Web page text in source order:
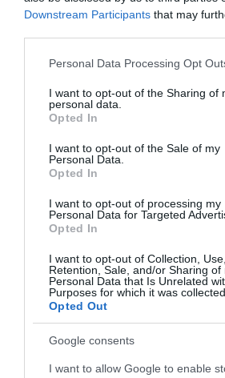
Downstream Participants that may
Please note that this website/app uses
not limited to your visit or usage
grant or deny consent to Google and
use your data for below specified
consent section.
Personal Data Processing Opt
I want to opt-out of the Sharing of
personal data.
Opted In
I want to opt-out of the Sale of my
Personal Data.
Opted In
I want to opt-out of processing my
Personal Data for Targeted
Opted In
I want to opt-out of Collection, Use,
Retention, Sale, and/or Sharing of
Personal Data that Is Unrelated
Purposes for which it was collected.
Opted Out
Google consents
I want to allow Google to enable
13-án debütál az Egyesült
bemutatóról egyelőre nincs hír.